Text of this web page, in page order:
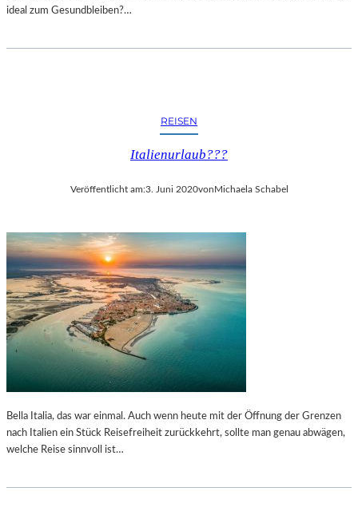
ideal zum Gesundbleiben?…
REISEN
Italienurlaub???
Veröffentlicht am:3. Juni 2020vonMichaela Schabel
Bella Italia, das war einmal. Auch wenn heute mit der Öffnung der Grenzen
nach Italien ein Stück Reisefreiheit zurückkehrt, sollte man genau abwägen,
welche Reise sinnvoll ist…